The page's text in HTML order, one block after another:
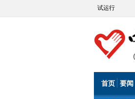
试运行
首页 要闻